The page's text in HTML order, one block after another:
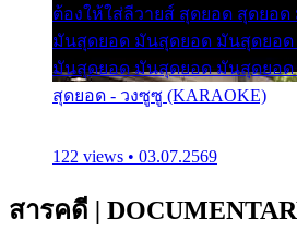
ต้องให้ใส่ลีวายส์ สุดยอด สุดยอ
มันสุดยอด มันสุดยอด มันสุดยอ
มันสุดยอด มันสุดยอด มันสุดยอ
สุดยอด - วงซูซู (KARAOKE)
122 views • 03.07.2569
สารคดี |